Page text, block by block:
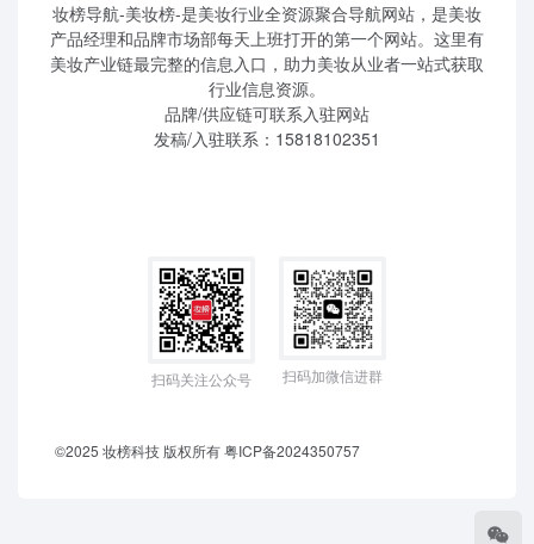
妆榜导航-美妆榜-是美妆行业全资源聚合导航网站，是美妆
产品经理和品牌市场部每天上班打开的第一个网站。这里有
美妆产业链最完整的信息入口，助力美妆从业者一站式获取
行业信息资源。
品牌/供应链可联系入驻网站
发稿/入驻联系：15818102351
扫码关注公众号 扫码加微信进群
©2025 妆榜科技 版权所有粤ICP备2024350757